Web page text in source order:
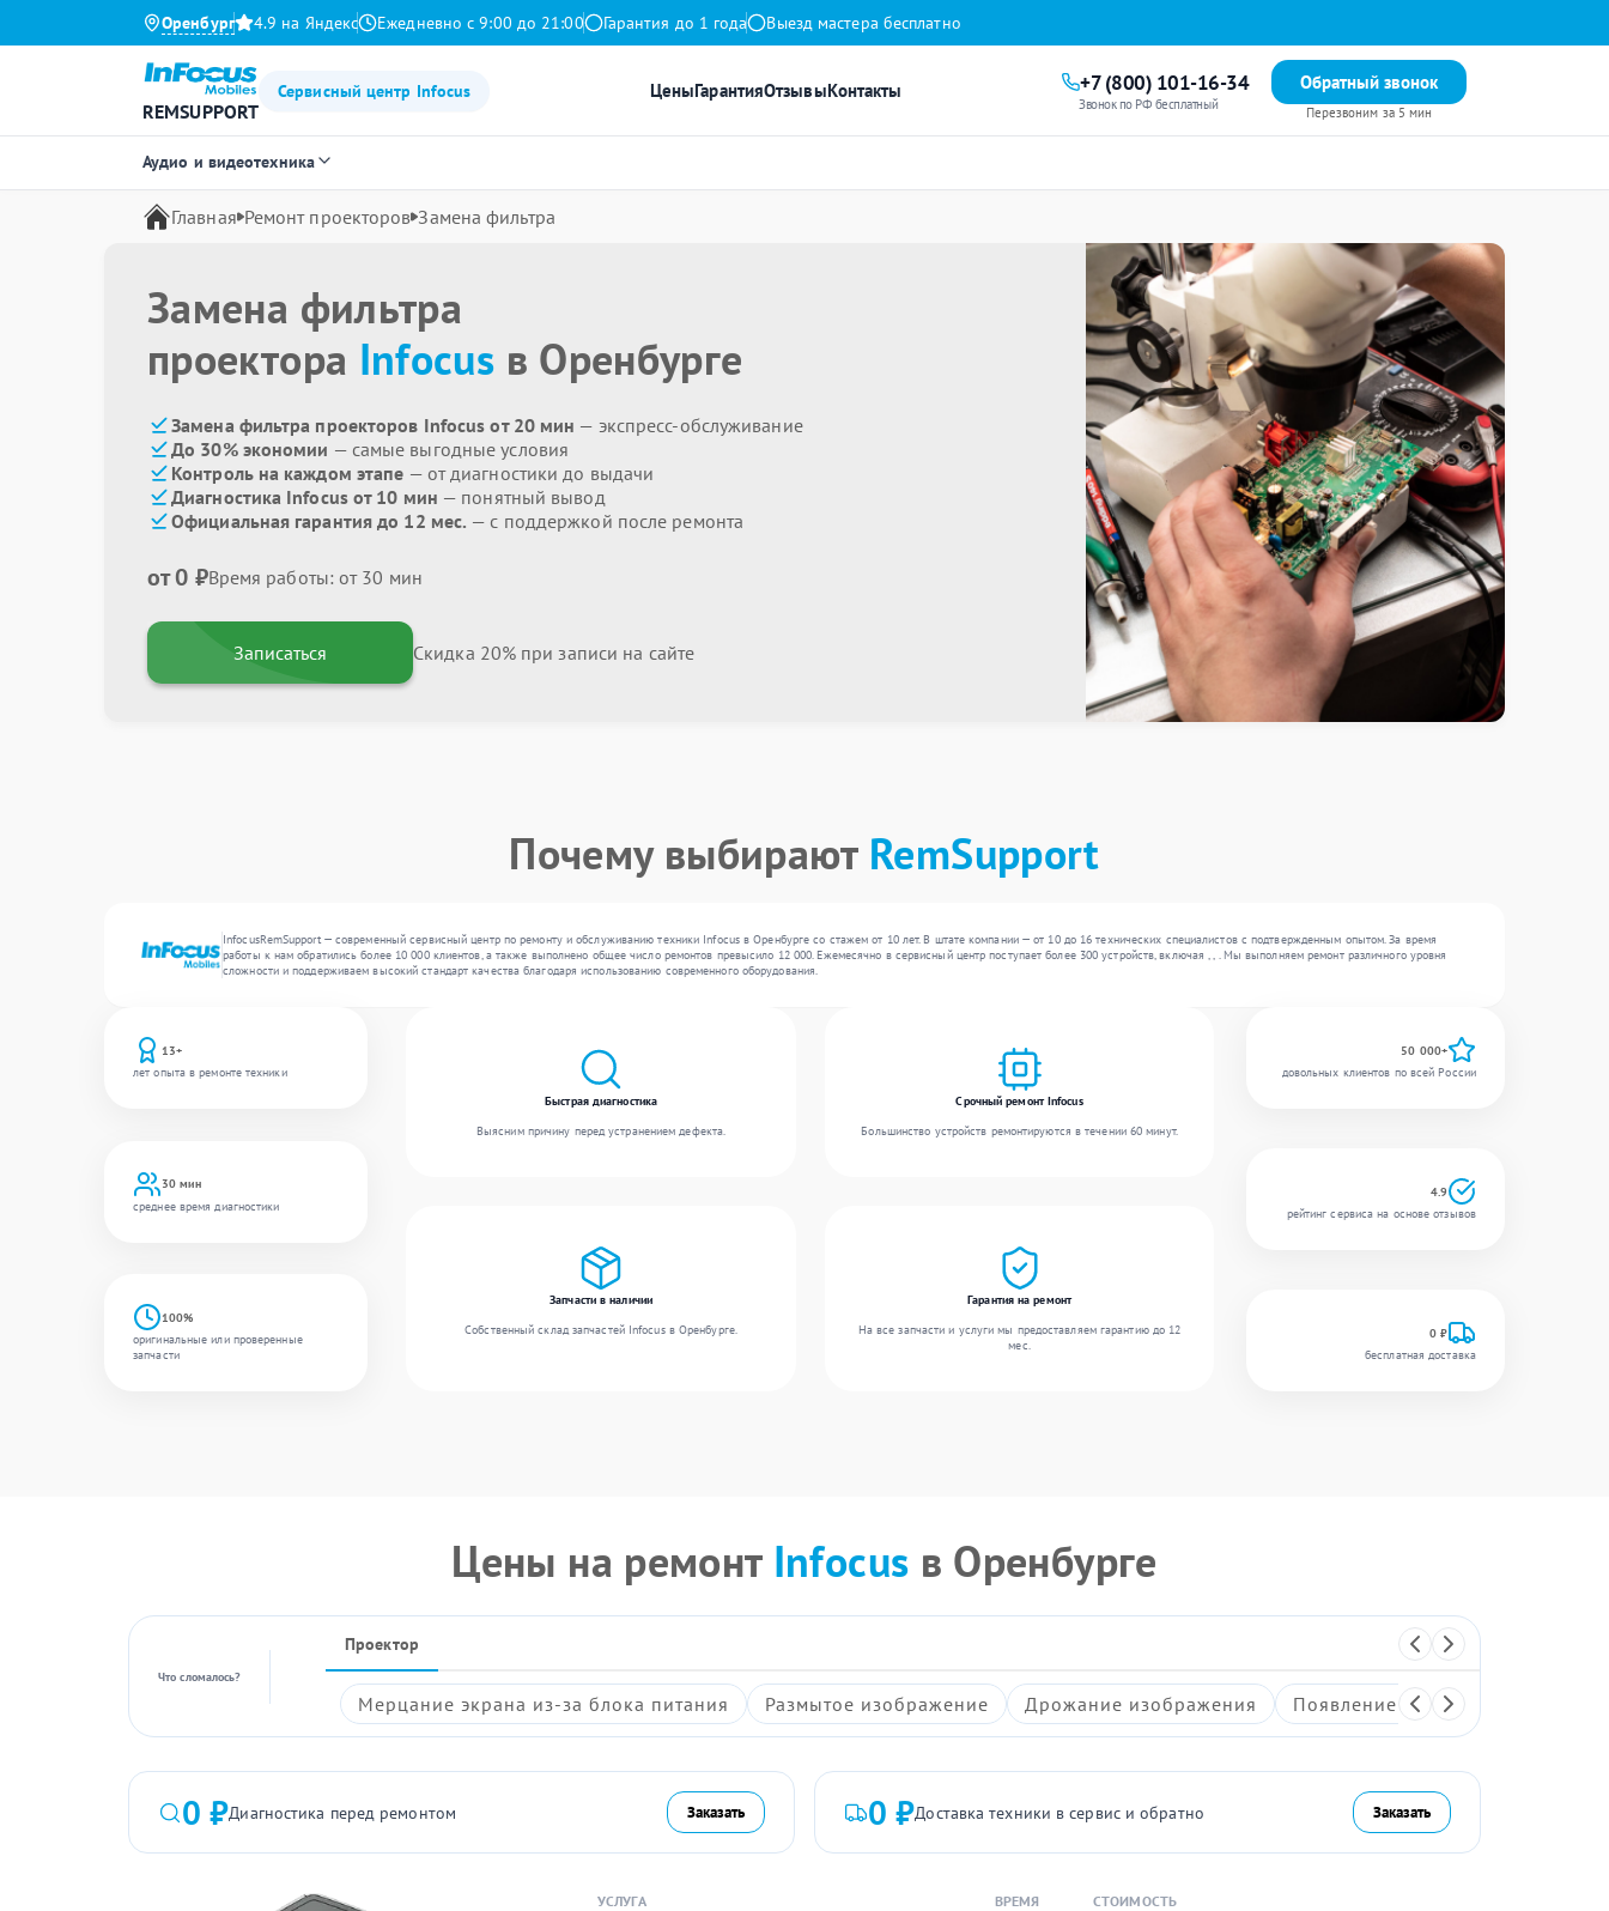
Оренбург 4.9 на Яндекс Ежедневно с 9:00 до 21:00 Гарантия до 1 года Выезд мастера бесплатно
REMSUPPORT
Сервисный центр Infocus ЦеныГарантияОтзывыКонтакты +7 (800) 101-16-34
Звонок по РФ бесплатный
Обратный звонок
Перезвоним за 5 мин
Аудио и видеотехника
Главная Ремонт проекторов Замена фильтра
Замена фильтра
проектора Infocus в Оренбурге
Замена фильтра проекторов Infocus от 20 мин — экспресс-обслуживание
До 30% экономии — самые выгодные условия
Контроль на каждом этапе — от диагностики до выдачи
Диагностика Infocus от 10 мин — понятный вывод
Официальная гарантия до 12 мес. — с поддержкой после ремонта
от 0 ₽Время работы: от 30 мин
Записаться Скидка 20% при записи на сайте
Почему выбирают RemSupport
InfocusRemSupport — современный сервисный центр по ремонту и обслуживанию техники Infocus в Оренбурге со стажем от 10 лет. В штате компании — от 10 до 16 технических специалистов с подтвержденным опытом. За время
работы к нам обратились более 10 000 клиентов, а также выполнено общее число ремонтов превысило 12 000. Ежемесячно в сервисный центр поступает более 300 устройств, включая , , . Мы выполняем ремонт различного уровня
сложности и поддерживаем высокий стандарт качества благодаря использованию современного оборудования.
13+
лет опыта в ремонте техники
30 мин
среднее время диагностики
100%
оригинальные или проверенные
запчасти
Быстрая диагностика
Выясним причину перед устранением дефекта.
Срочный ремонт Infocus
Большинство устройств ремонтируются в течении 60 минут.
Запчасти в наличии
Собственный склад запчастей Infocus в Оренбурге.
Гарантия на ремонт
На все запчасти и услуги мы предоставляем гарантию до 12
мес.
50 000+
довольных клиентов по всей России
4.9
рейтинг сервиса на основе отзывов
0 ₽
бесплатная доставка
Цены на ремонт Infocus в Оренбурге
Что сломалось?
Проектор
Мерцание экрана из-за блока питания Размытое изображение Дрожание изображения Появление артефактов на
0 ₽Диагностика перед ремонтом Заказать 0 ₽Доставка техники в сервис и обратно Заказать
УСЛУГА ВРЕМЯ СТОИМОСТЬ